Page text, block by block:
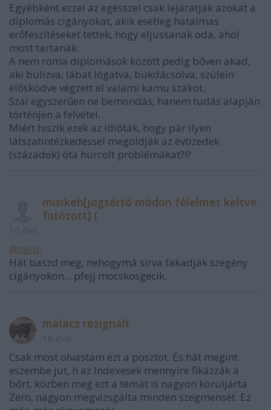
Egyébként ezzel az egésszel csak lejáratják azokat a
diplomás cigányokat, akik esetleg hatalmas
erőfeszítéseket tettek, hogy eljussanak oda, ahol
most tartanak.
A nem roma diplomások között pedig bőven akad,
aki bulizva, lábat lógatva, bukdácsolva, szülein
élősködve végzett el valami kamu szakot.
Szal egyszerűen ne bemondás, hanem tudás alapján
történjen a felvétel.
Miért hiszik ezek az idióták, hogy pár ilyen
látszatintézkedéssel megoldják az évtizedek
(századok) óta hurcolt problémákat?!?
misikeh[jogsértő módon félelmet keltve
fotózott] (
@zero:
Hát baszd meg, nehogymá sírva fakadjak szegény
cigányokon... pfejj mocskosgecik.
malacz rezignált
Csak most olvastam ezt a posztot. És hát megint
eszembe jut, h az Indexesek mennyire fikázzák a
bőrt, közben meg ezt a témát is nagyon körüljárta
Zero, nagyon megvizsgálta minden szegmensét. Ez